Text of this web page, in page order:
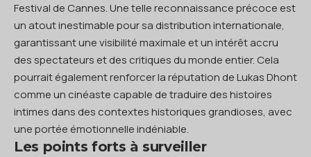
Festival de Cannes. Une telle reconnaissance précoce est
un atout inestimable pour sa distribution internationale,
garantissant une visibilité maximale et un intérêt accru
des spectateurs et des critiques du monde entier. Cela
pourrait également renforcer la réputation de Lukas Dhont
comme un cinéaste capable de traduire des histoires
intimes dans des contextes historiques grandioses, avec
une portée émotionnelle indéniable.
Les points forts à surveiller